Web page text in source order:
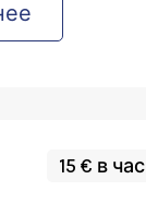
15 € в час